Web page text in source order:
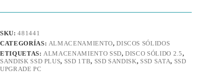
1TB
535MB/s
cantidad
SKU:481441
CATEGORÍAS: ALMACENAMIENTO,DISCOS SÓLIDOS
ETIQUETAS: ALMACENAMIENTO SSD,DISCO SÓLIDO 2.5,
SANDISK SSD PLUS, SSD 1TB, SSD SANDISK, SSD SATA, SSD
UPGRADE PC